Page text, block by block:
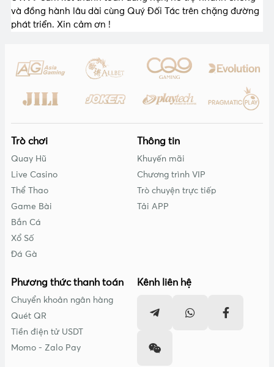
và đồng hành lâu dài cùng Quý Đối Tác trên chặng đường
phát triển. Xin cảm ơn !
Trò chơi
Quay Hũ
Live Casino
Thể Thao
Game Bài
Bắn Cá
Xổ Số
Đá Gà
Thông tin
Khuyến mãi
Chương trình VIP
Trò chuyện trực tiếp
Tải APP
Phương thức thanh toán
Chuyển khoản ngân hàng
Quét QR
Tiền điện tử USDT
Momo - Zalo Pay
Kênh liên hệ